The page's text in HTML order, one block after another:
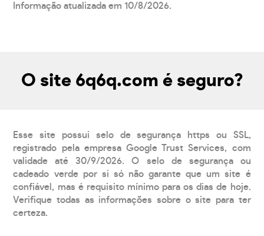
Informação atualizada em 10/8/2026.
O site 6q6q.com é seguro?
Esse site possui selo de segurança https ou SSL,
registrado pela empresa Google Trust Services, com
validade até 30/9/2026. O selo de segurança ou
cadeado verde por si só não garante que um site é
confiável, mas é requisito mínimo para os dias de hoje.
Verifique todas as informações sobre o site para ter
certeza.